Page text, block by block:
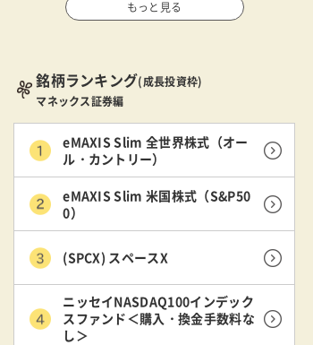
もっと見る
銘柄ランキング(成長投資枠)
マネックス証券編
eMAXIS Slim 全世界株式（オー
ル・カントリー）
eMAXIS Slim 米国株式（S&P50
0）
(SPCX) スペースX
ニッセイNASDAQ100インデック
スファンド＜購入・換金手数料な
し＞